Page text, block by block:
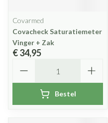
Covarmed
Covacheck Saturatiemeter
Vinger + Zak
€ 34,95
Bestel